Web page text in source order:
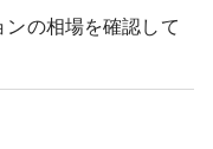
の相場を確認して